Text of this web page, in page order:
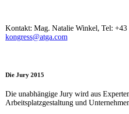
Kontakt: Mag. Natalie Winkel, Tel: +43
kongress@atga.com
Die Jury 2015
Die unabhängige Jury wird aus
Arbeitsplatzgestaltung und